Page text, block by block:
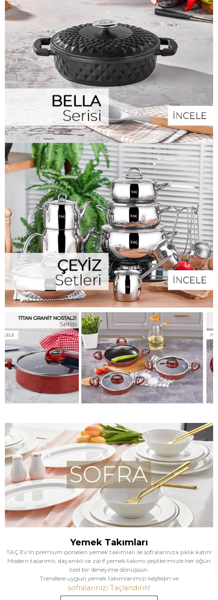
Yemek Takımları
TAÇ Ev'in premium porselen yemek takımları ile sofralarınıza şıklık katın!
Modern tasarımlı, dayanıklı ve zarif yemek takımı çeşitlerimizle her öğün
özel bir deneyime dönüşsün.
Trendlere uygun yemek takımlarımızı keşfedin ve
sofralarınızı Taçlandırın!